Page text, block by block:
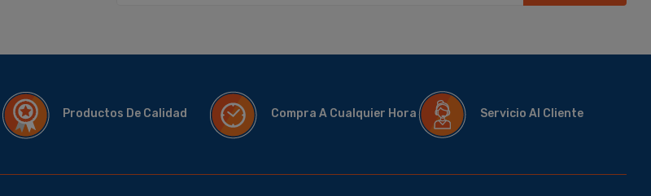
Productos De Calidad Compra A Cualquier Hora Servicio Al Cliente